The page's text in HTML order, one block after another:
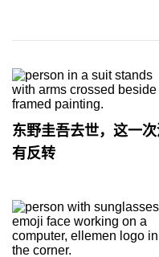
东野圭吾去世，这一
有反转